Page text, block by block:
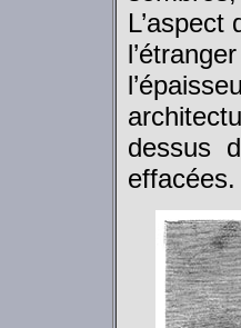
dessus
effacées.